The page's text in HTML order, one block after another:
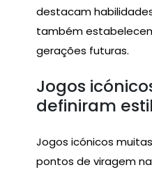
destacam
também
gerações futuras.
Jogos
definiram
Jogos icónicos
pontos de viragem